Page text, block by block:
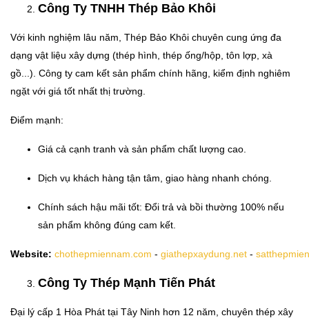
Công Ty TNHH Thép Bảo Khôi
Với kinh nghiệm lâu năm, Thép Bảo Khôi chuyên cung ứng đa
dạng vật liệu xây dựng (thép hình, thép ống/hộp, tôn lợp, xà
gồ...). Công ty cam kết sản phẩm chính hãng, kiểm định nghiêm
ngặt với giá tốt nhất thị trường.
Điểm mạnh:
Giá cả cạnh tranh và sản phẩm chất lượng cao.
Dịch vụ khách hàng tận tâm, giao hàng nhanh chóng.
Chính sách hậu mãi tốt: Đổi trả và bồi thường 100% nếu
sản phẩm không đúng cam kết.
Website: chothepmiennam.com - giathepxaydung.net -
Công Ty Thép Mạnh Tiến Phát
Đại lý cấp 1 Hòa Phát tại Tây Ninh hơn 12 năm, chuyên thép xây